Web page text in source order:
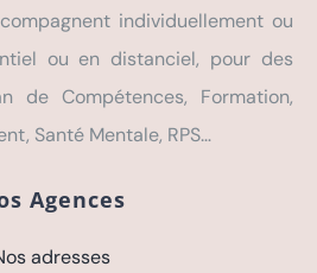
individuellement ou
ou en distanciel, pour des
de Compétences, Formation,
Santé Mentale, RPS…
Agences
adresses
ci-dessous et… verdict !